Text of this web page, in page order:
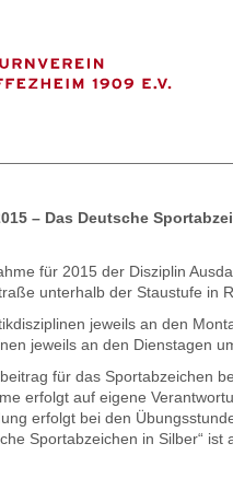
– Das Deutsche
für 2015 der Disziplin
unterhalb der Staustufe in
jeweils an den
jeweils an den Dienstagen
für das Sportabzeichen
erfolgt auf eigene
erfolgt bei den
Sportabzeichen in Silber“